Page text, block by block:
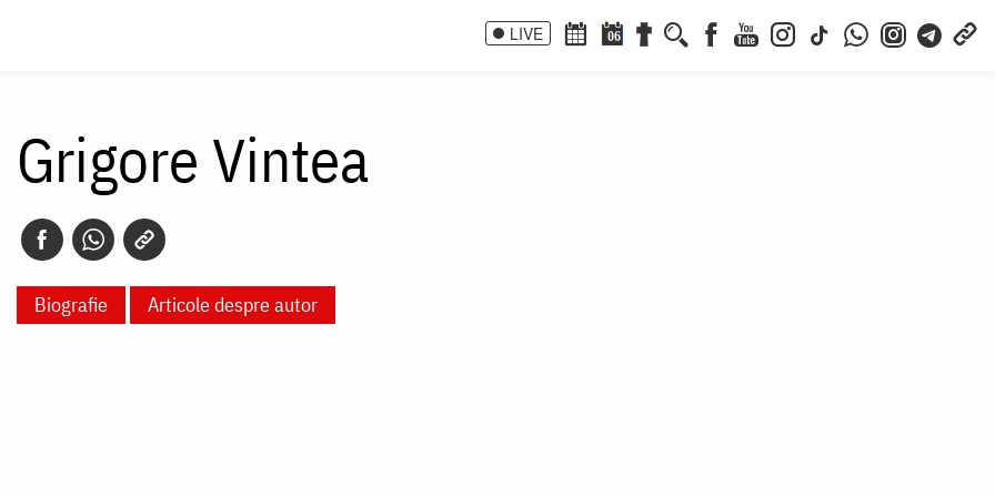
LIVE 06
Grigore Vintea
Biografie Articole despre autor